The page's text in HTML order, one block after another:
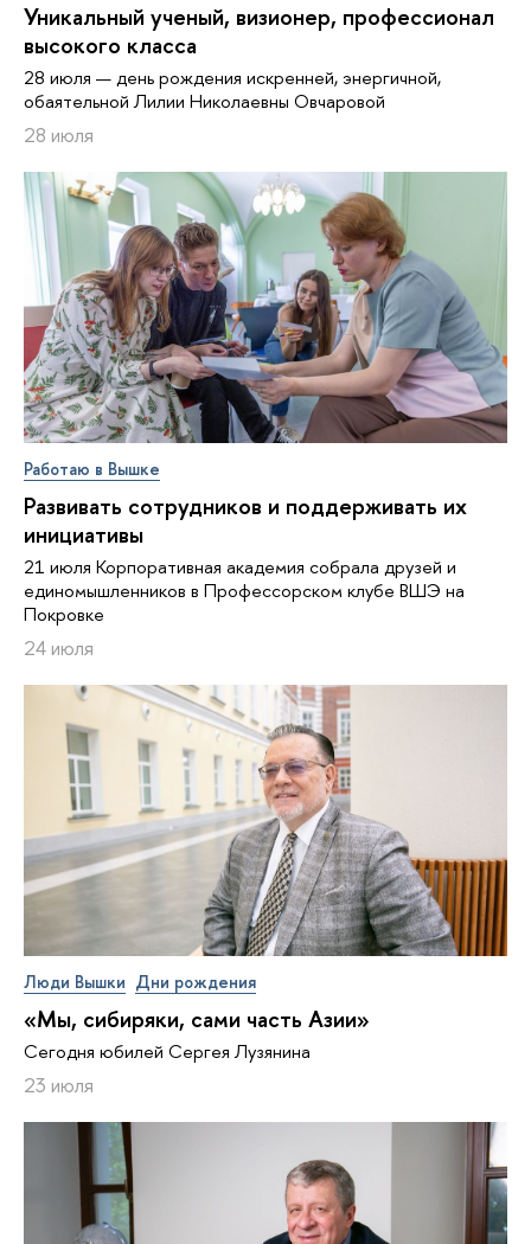
Уникальный ученый, визионер, про­фес­си­о­нал
высокого класса
28 июля — день рождения искренней, энергичной,
обаятельной Лилии Николаевны Овчаровой
28 июля
Работаю в Вышке
Развивать сотрудников и поддерживать их
инициативы
21 июля Корпоративная академия собрала друзей и
единомышленников в Профессорском клубе ВШЭ на
Покровке
24 июля
Люди Вышки Дни рождения
«Мы, сибиряки, сами часть Азии»
Сегодня юбилей Сергея Лузянина
23 июля